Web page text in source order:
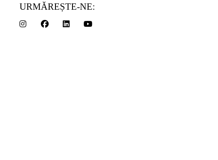
URMĂREȘTE-NE: